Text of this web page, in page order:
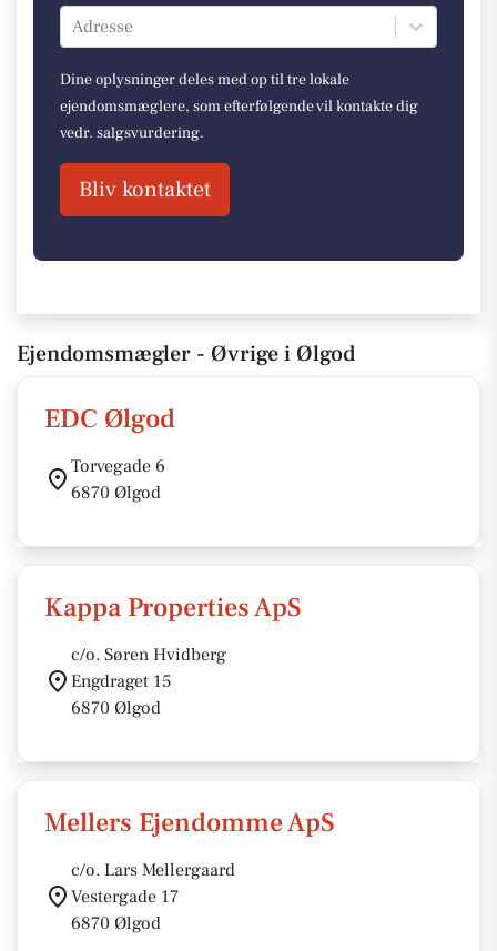
Adresse
Dine oplysninger deles med op til tre lokale
ejendomsmæglere, som efterfølgende vil kontakte dig
vedr. salgsvurdering.
Bliv kontaktet
Ejendomsmægler - Øvrige i Ølgod
EDC Ølgod
Torvegade 6
6870 Ølgod
Kappa Properties ApS
c/o. Søren Hvidberg
Engdraget 15
6870 Ølgod
Mellers Ejendomme ApS
c/o. Lars Mellergaard
Vestergade 17
6870 Ølgod